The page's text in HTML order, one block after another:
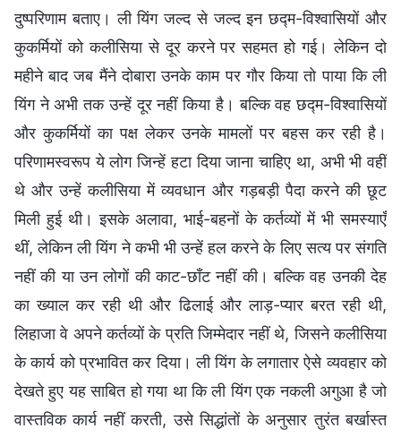
दुष्परिणाम बताए। ली यिंग जल्द से जल्द इन छद्म-विश्वासियों और
कुकर्मियों को कलीसिया से दूर करने पर सहमत हो गई। लेकिन दो
महीने बाद जब मैंने दोबारा उनके काम पर गौर किया तो पाया कि ली
यिंग ने अभी तक उन्हें दूर नहीं किया है। बल्कि वह छद्म-विश्वासियों
और कुकर्मियों का पक्ष लेकर उनके मामलों पर बहस कर रही है।
परिणामस्वरूप ये लोग जिन्हें हटा दिया जाना चाहिए था, अभी भी वहीं
थे और उन्हें कलीसिया में व्यवधान और गड़बड़ी पैदा करने की छूट
मिली हुई थी। इसके अलावा, भाई-बहनों के कर्तव्यों में भी समस्याएँ
थीं, लेकिन ली यिंग ने कभी भी उन्हें हल करने के लिए सत्य पर संगति
नहीं की या उन लोगों की काट-छाँट नहीं की। बल्कि वह उनकी देह
का ख्याल कर रही थी और ढिलाई और लाड़-प्यार बरत रही थी,
लिहाजा वे अपने कर्तव्यों के प्रति जिम्मेदार नहीं थे, जिसने कलीसिया
के कार्य को प्रभावित कर दिया। ली यिंग के लगातार ऐसे व्यवहार को
देखते हुए यह साबित हो गया था कि ली यिंग एक नकली अगुआ है जो
वास्तविक कार्य नहीं करती, उसे सिद्धांतों के अनुसार तुरंत बर्खास्त